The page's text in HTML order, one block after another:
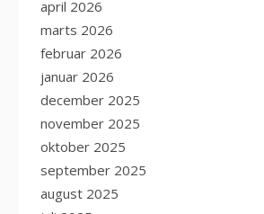
april 2026
marts 2026
februar 2026
januar 2026
december 2025
november 2025
oktober 2025
september 2025
august 2025